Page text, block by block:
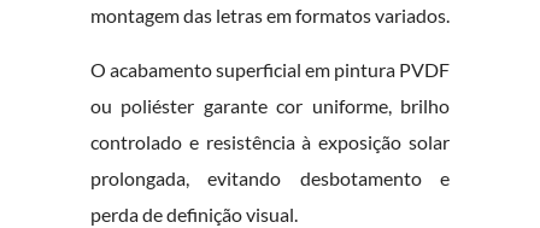
montagem das letras em formatos variados.
O acabamento superficial em pintura PVDF
ou poliéster garante cor uniforme, brilho
controlado e resistência à exposição solar
prolongada, evitando desbotamento e
perda de definição visual.